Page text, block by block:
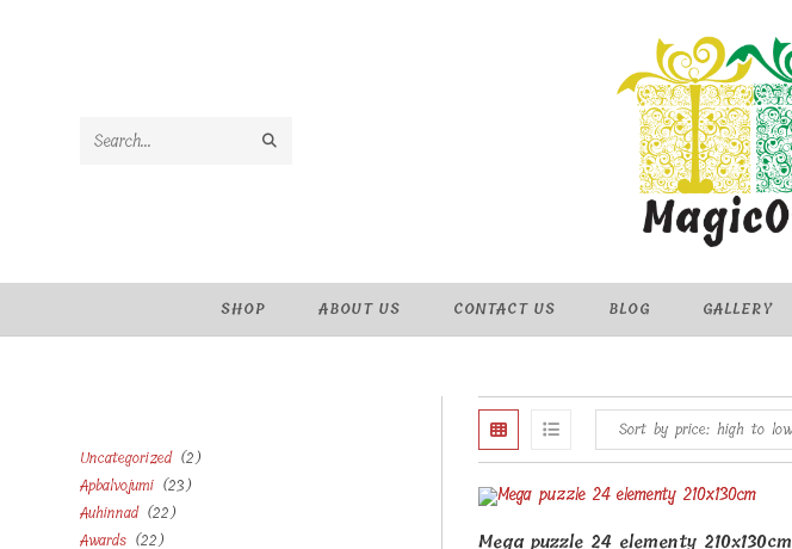
Search
SUBMIT
SHOP ABOUT US CONTACT US BLOG GALLERY
Uncategorized 22
Apbalvojumi 2323
Auhinnad 2222
Awards 2222
Mega puzzle 24 elementy 210x130cm